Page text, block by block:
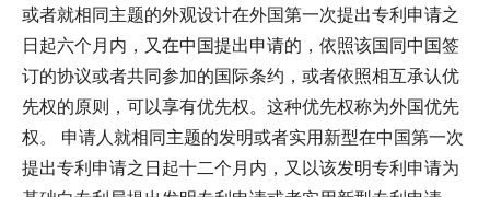
或者就相同主题的外观设计在外国第一次提出专利申请之
日起六个月内，又在中国提出申请的，依照该国同中国签
订的协议或者共同参加的国际条约，或者依照相互承认优
先权的原则，可以享有优先权。这种优先权称为外国优先
权。 申请人就相同主题的发明或者实用新型在中国第一次
提出专利申请之日起十二个月内，又以该发明专利申请为